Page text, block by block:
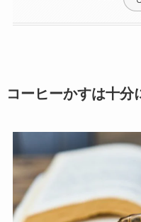
コーヒーかすは十分